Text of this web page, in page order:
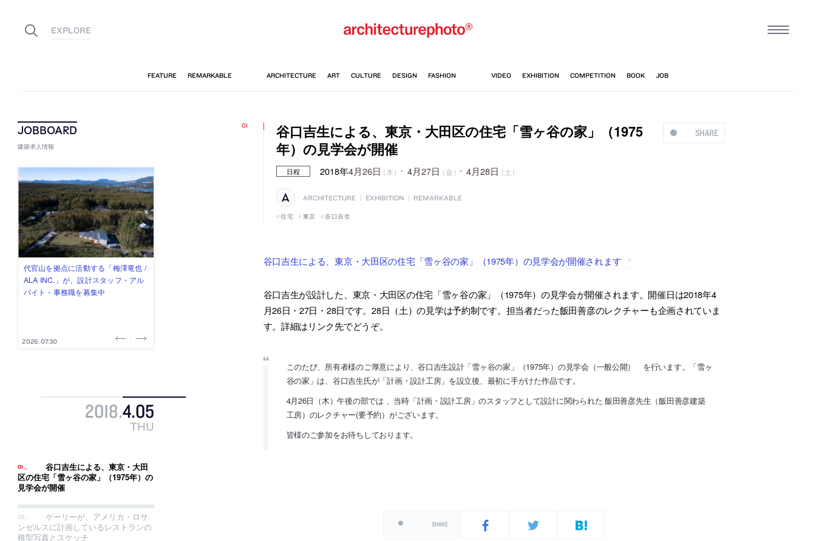
建築求人情報
佐々木慧が主宰する「axonometric株
式会社」が、設計スタッフ（経験
者・既卒・2027年新卒）を募集中
2026.08.07
古民家を軸に全国で“価値循環の仕組
み”を作り、リモートワーク主体の働
き方を実践する「株式会社つぎと」
2026.08.03
リノベる株式会社が、設計パートナ
ー (業務委託) を募集中
2026.08.03
社会への影響力のある建築を手掛
け、スタッフ同士で助け合う環境づ
くりも行う「E.A.S.T.architects」
2026.07.31
代官山を拠点に活動する「梅澤竜也 /
ALA INC.」が、設計スタッフ・アル
バイト・事務職を募集中
2026.07.30
2018.4.05
THU
谷口吉生による、東京・大田
区の住宅「雪ヶ谷の家」（1975年）の
見学会が開催
ゲーリーが、アメリカ・ロサ
ンゼルスに計画しているレストランの
模型写真とスケッチ
SHARE
谷口吉生による、東京・大田区の住宅「雪ヶ谷の家」（1975
年）の見学会が開催
日程 2018年4月26日（木）･ 4月27日（金）･ 4月28日（土）
ARCHITECTURE | EXHIBITION | REMARKABLE
住宅 東京 谷口吉生
谷口吉生による、東京・大田区の住宅「雪ヶ谷の家」（1975年）の見学会が開催されます
谷口吉生が設計した、東京・大田区の住宅「雪ヶ谷の家」（1975年）の見学会が開催されます。開催日は2018年4
月26日・27日・28日です。28日（土）の見学は予約制です。担当者だった飯田善彦のレクチャーも企画されていま
す。詳細はリンク先でどうぞ。
このたび、所有者様のご厚意により、谷口吉生設計「雪ヶ谷の家」（1975年）の見学会（一般公開） を行います。「雪ヶ
谷の家」は、谷口吉生氏が「計画・設計工房」を設立後、最初に手がけた作品です。
4月26日（木）午後の部では 、当時「計画・設計工房」のスタッフとして設計に関わられた 飯田善彦先生（飯田善彦建築
工房）のレクチャー(要予約）がございます。
皆様のご参加をお待ちしております。
SHARE